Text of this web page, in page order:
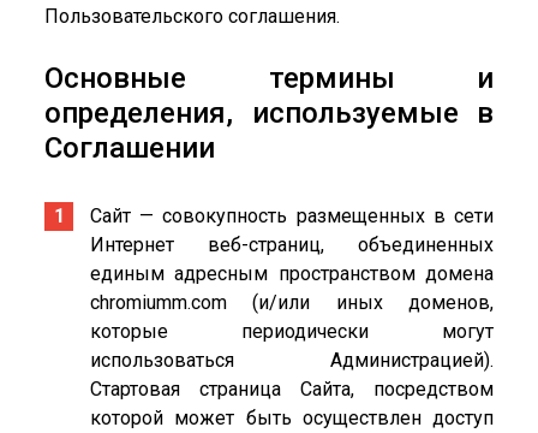
Пользовательского соглашения.
Основные термины и
определения, используемые в
Соглашении
Сайт — совокупность размещенных в сети
Интернет веб-страниц, объединенных
единым адресным пространством домена
chromiumm.com (и/или иных доменов,
которые периодически могут
использоваться Администрацией).
Стартовая страница Сайта, посредством
которой может быть осуществлен доступ